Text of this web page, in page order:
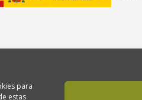
para
estas